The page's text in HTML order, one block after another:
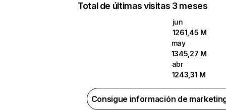
Total de últimas visitas 3 meses
jun
1261,45 M
may
1345,27 M
abr
1243,31 M
Consigue información de